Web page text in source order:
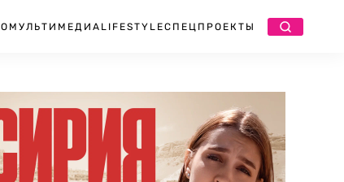
МУЛЬТИМЕДИА LIFESTYLEСПЕЦПРОЕКТЫ